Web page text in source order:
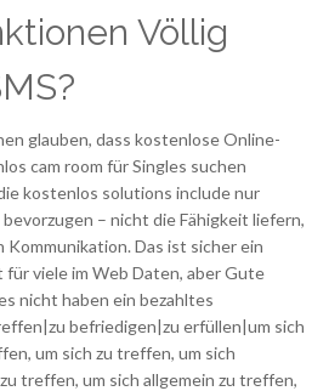
Völlig
glauben, dass kostenlose Online-
cam room für Singles suchen
kostenlos solutions include nur
– nicht die Fähigkeit liefern,
Das ist sicher ein
viele im Web Daten, aber Gute
nicht haben ein bezahltes
befriedigen|zu erfüllen|um sich
um sich zu treffen, um sich
treffen, um sich allgemein zu treffen,